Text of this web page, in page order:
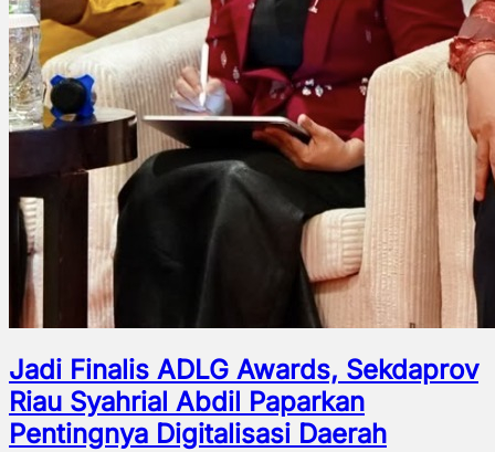
Jadi Finalis ADLG Awards, Sekdaprov
Riau Syahrial Abdil Paparkan
Pentingnya Digitalisasi Daerah